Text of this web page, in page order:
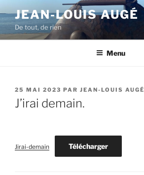
au
contenu
principal
JEAN-LOUIS AUGÉ
De tout, de rien
Menu
PUBLIÉ
LE
25 MAI 2023 PAR JEAN-LOUIS AUGÉ
J’irai demain.
Jirai-demain Télécharger